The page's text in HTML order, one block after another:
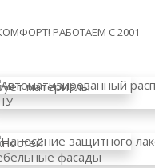
РАБОТАЕМ С 2001